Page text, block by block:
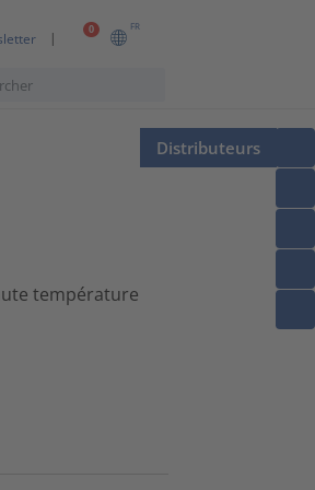
0 FR
Distributeurs
température